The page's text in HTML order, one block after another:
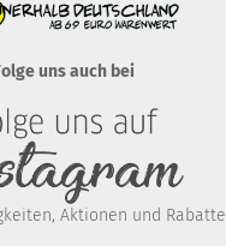
uns auch bei
Aktionen und Rabatte